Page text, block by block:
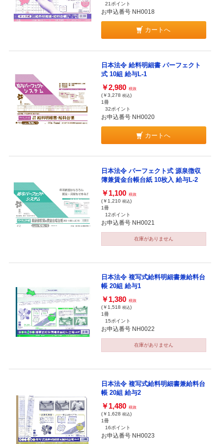
21ポイント
お申込番号 NH0018
カートへ
日本法令 給料明細書 パーフェクト
式 10組 給与L-1
￥2,980 税抜
(￥3,278 税込)
1冊
32ポイント
お申込番号 NH0020
カートへ
日本法令 パーフェクト式 源泉徴収
簿兼賃金台帳台紙 10枚入 給与L-2
￥1,100 税抜
(￥1,210 税込)
1冊
12ポイント
お申込番号 NH0021
在庫がありません
日本法令 複写式給料明細書兼給料台
帳 20組 給与1
￥1,380 税抜
(￥1,518 税込)
1冊
15ポイント
お申込番号 NH0022
在庫がありません
日本法令 複写式給料明細書兼給料台
帳 20組 給与2
￥1,480 税抜
(￥1,628 税込)
1冊
16ポイント
お申込番号 NH0023